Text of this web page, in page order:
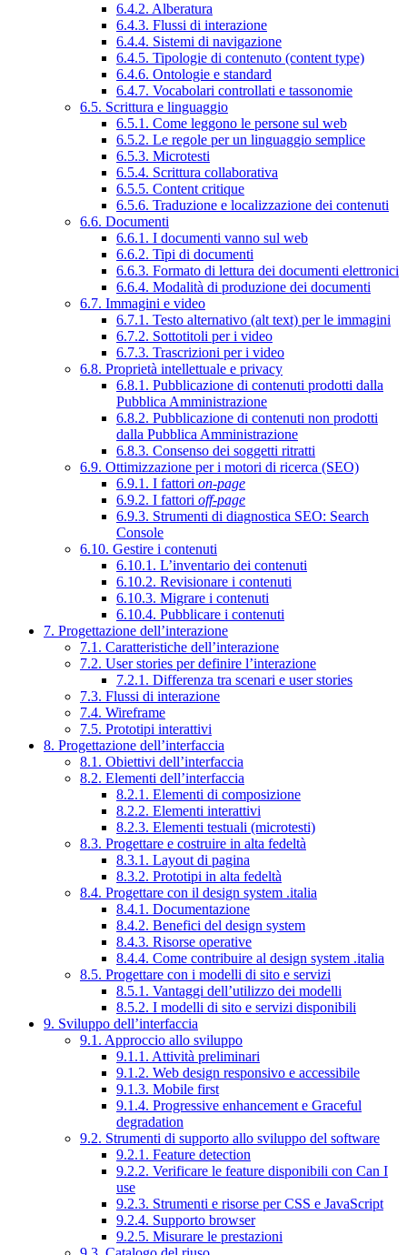
6.4.2. Alberatura
6.4.3. Flussi di interazione
6.4.4. Sistemi di navigazione
6.4.5. Tipologie di contenuto (content type)
6.4.6. Ontologie e standard
6.4.7. Vocabolari controllati e tassonomie
6.5. Scrittura e linguaggio
6.5.1. Come leggono le persone sul web
6.5.2. Le regole per un linguaggio semplice
6.5.3. Microtesti
6.5.4. Scrittura collaborativa
6.5.5. Content critique
6.5.6. Traduzione e localizzazione dei contenuti
6.6. Documenti
6.6.1. I documenti vanno sul web
6.6.2. Tipi di documenti
6.6.3. Formato di lettura dei documenti elettronici
6.6.4. Modalità di produzione dei documenti
6.7. Immagini e video
6.7.1. Testo alternativo (alt text) per le immagini
6.7.2. Sottotitoli per i video
6.7.3. Trascrizioni per i video
6.8. Proprietà intellettuale e privacy
6.8.1. Pubblicazione di contenuti prodotti dalla
Pubblica Amministrazione
6.8.2. Pubblicazione di contenuti non prodotti
dalla Pubblica Amministrazione
6.8.3. Consenso dei soggetti ritratti
6.9. Ottimizzazione per i motori di ricerca (SEO)
6.9.1. I fattori on-page
6.9.2. I fattori off-page
6.9.3. Strumenti di diagnostica SEO: Search
Console
6.10. Gestire i contenuti
6.10.1. L’inventario dei contenuti
6.10.2. Revisionare i contenuti
6.10.3. Migrare i contenuti
6.10.4. Pubblicare i contenuti
7. Progettazione dell’interazione
7.1. Caratteristiche dell’interazione
7.2. User stories per definire l’interazione
7.2.1. Differenza tra scenari e user stories
7.3. Flussi di interazione
7.4. Wireframe
7.5. Prototipi interattivi
8. Progettazione dell’interfaccia
8.1. Obiettivi dell’interfaccia
8.2. Elementi dell’interfaccia
8.2.1. Elementi di composizione
8.2.2. Elementi interattivi
8.2.3. Elementi testuali (microtesti)
8.3. Progettare e costruire in alta fedeltà
8.3.1. Layout di pagina
8.3.2. Prototipi in alta fedeltà
8.4. Progettare con il design system .italia
8.4.1. Documentazione
8.4.2. Benefici del design system
8.4.3. Risorse operative
8.4.4. Come contribuire al design system .italia
8.5. Progettare con i modelli di sito e servizi
8.5.1. Vantaggi dell’utilizzo dei modelli
8.5.2. I modelli di sito e servizi disponibili
9. Sviluppo dell’interfaccia
9.1. Approccio allo sviluppo
9.1.1. Attività preliminari
9.1.2. Web design responsivo e accessibile
9.1.3. Mobile first
9.1.4. Progressive enhancement e Graceful
degradation
9.2. Strumenti di supporto allo sviluppo del software
9.2.1. Feature detection
9.2.2. Verificare le feature disponibili con Can I
use
9.2.3. Strumenti e risorse per CSS e JavaScript
9.2.4. Supporto browser
9.2.5. Misurare le prestazioni